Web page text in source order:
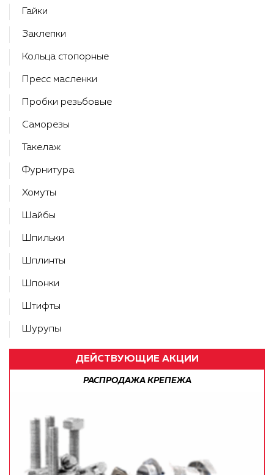
Гайки
Заклепки
Кольца стопорные
Пресс масленки
Пробки резьбовые
Саморезы
Такелаж
Фурнитура
Хомуты
Шайбы
Шпильки
Шплинты
Шпонки
Штифты
Шурупы
ДЕЙСТВУЮЩИЕ АКЦИИ
РАСПРОДАЖА КРЕПЕЖА